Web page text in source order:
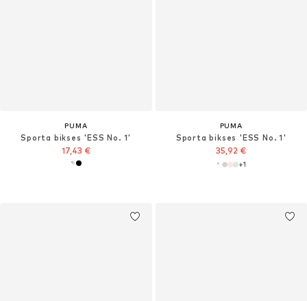
PUMA
Sporta bikses 'ESS No. 1'
17,43 €
PUMA
Sporta bikses 'ESS No. 1'
35,92 €
+1